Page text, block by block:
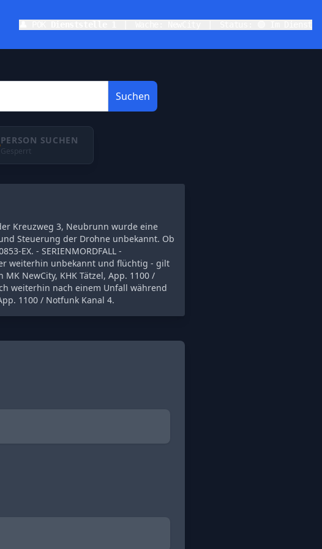
Suchen
PERSON SUCHEN
Gesperrt
Kreuzweg 3, Neubrunn wurde eine
Steuerung der Drohne unbekannt. Ob
EX. - SERIENMORDFALL -
weiterhin unbekannt und flüchtig - gilt
NewCity, KHK Tätzel, App. 1100 /
weiterhin nach einem Unfall während
1100 / Notfunk Kanal 4.